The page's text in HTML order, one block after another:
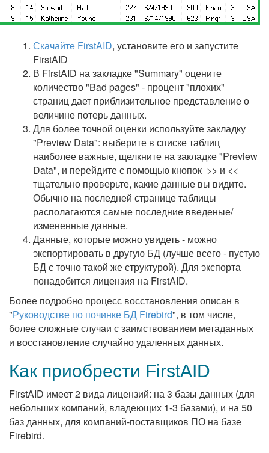
Скачайте FirstAID, установите его и запустите
FirstAID ​
В FirstAID на закладке "Summary" оцените
количество "Bad pages" - процент "плохих"
страниц дает приблизительное представление о
величине потерь данных.
Для более точной оценки используйте закладку
"Preview Data": выберите в списке таблиц
наиболее важные, щелкните на закладке "Preview
Data", и перейдите с помощью кнопок >> и <<
тщательно проверьте, какие данные вы видите.
Обычно на последней странице таблицы
располагаются самые последние введеные/
измененные данные.
Данные, которые можно увидеть - можно
экспортировать в другую БД (лучше всего - пустую
БД с точно такой же структурой). Для экспорта
понадобится лицензия на FirstAID.
Более подробно процесс восстановления описан в
"Руководстве по починке БД Firebird", в том числе,
более сложные случаи с заимствованием метаданных
и восстановление случайно удаленных данных.
Как приобрести FirstAID
FirstAID имеет 2 вида лицензий: на 3 базы данных (для
небольших компаний, владеющих 1-3 базами), и на 50
баз данных, для компаний-поставщиков ПО на базе
Firebird.